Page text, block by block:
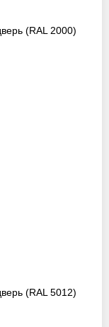
(RAL 2000)
(RAL 5012)